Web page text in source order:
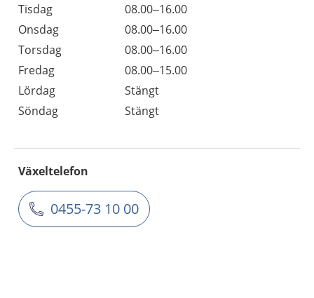
Tisdag
08.00–16.00
Onsdag
08.00–16.00
Torsdag
08.00–16.00
Fredag
08.00–15.00
Lördag
Stängt
Söndag
Stängt
Växeltelefon
0455-73 10 00